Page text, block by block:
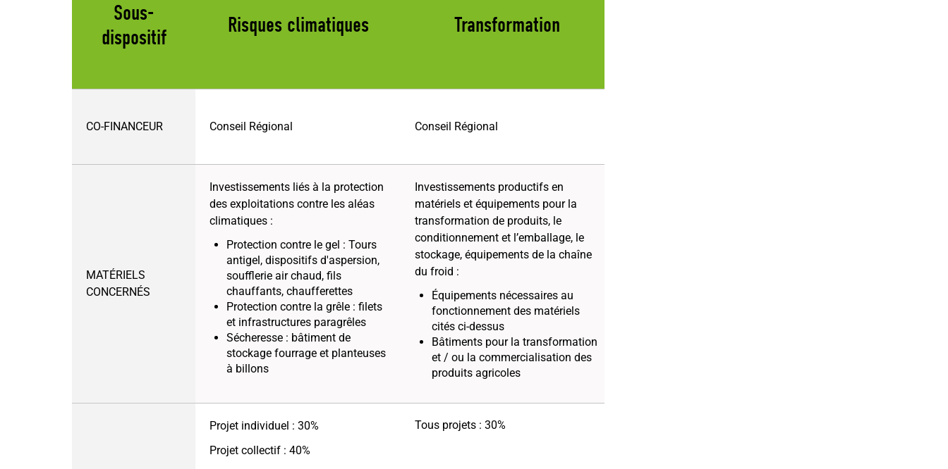
Sous-
dispositif
Risques climatiques Transformation
CO-FINANCEUR Conseil Régional Conseil Régional
MATÉRIELS
CONCERNÉS
Investissements liés à la protection
des exploitations contre les aléas
climatiques :
Protection contre le gel : Tours
antigel, dispositifs d'aspersion,
soufflerie air chaud, fils
chauffants, chaufferettes
Protection contre la grêle : filets
et infrastructures paragrêles
Sécheresse : bâtiment de
stockage fourrage et planteuses
à billons
Investissements productifs en
matériels et équipements pour la
transformation de produits, le
conditionnement et l’emballage, le
stockage, équipements de la chaîne
du froid :
Équipements nécessaires au
fonctionnement des matériels
cités ci-dessus
Bâtiments pour la transformation
et / ou la commercialisation des
produits agricoles
Projet individuel : 30%
Projet collectif : 40%
Tous projets : 30%